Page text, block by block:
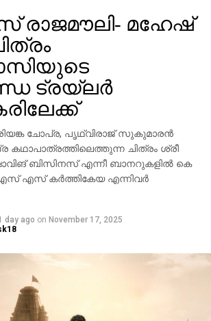
മഹേഷ്
ട്രയ്ലർ
ചോപ്ര, പൃഥ്വിരാജ് സുകുമാരൻ
കഥാപാത്രത്തിലെത്തുന്ന ചിത്രം ശ്രീ
ബിസിനസ് എന്നീ ബാനറുകളിൽ കെ
എസ് കർത്തികേയ എന്നിവർ
day ago on November 17, 2025